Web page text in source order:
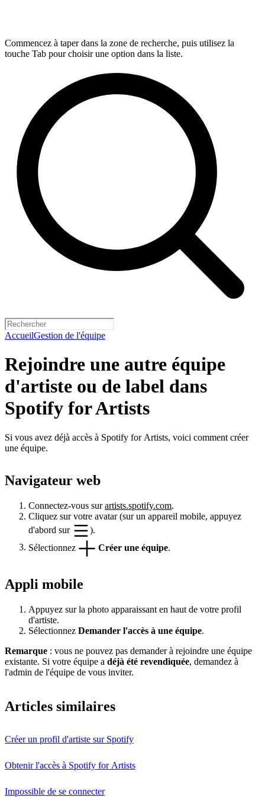
Commencez à taper dans la zone de recherche, puis utilisez la
touche Tab pour choisir une option dans la liste.
AccueilGestion de l'équipe
Rejoindre une autre équipe
d'artiste ou de label dans
Spotify for Artists
Si vous avez déjà accès à Spotify for Artists, voici comment créer
une équipe.
Navigateur web
Connectez-vous surartists.spotify.com.
Cliquez sur votre avatar (sur un appareil mobile, appuyez
d'abord sur
).
Sélectionnez
Créer une équipe
Appli mobile
Appuyez sur la photo apparaissant en haut de votre profil
d'artiste.
Sélectionnez Demander l'accès à une équipe.
Remarque : vous ne pouvez pas demander à rejoindre une équipe
existante. Si votre équipe a déjà été revendiquée, demandez à
l'admin de l'équipe de vous inviter.
Articles similaires
Créer un profil d'artiste sur Spotify
Obtenir l'accès à Spotify for Artists
Impossible de se connecter